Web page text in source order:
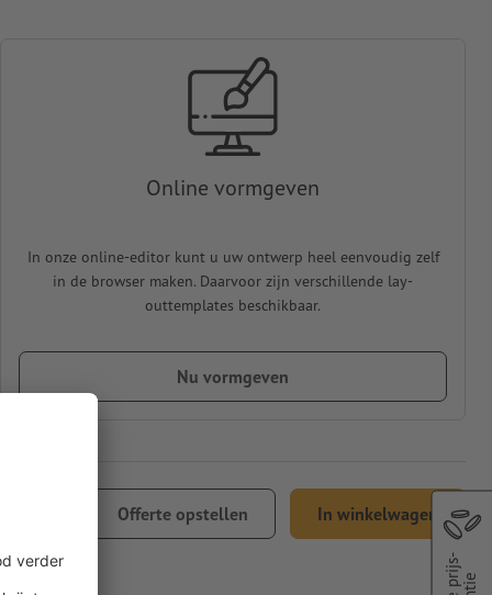
Online vormgeven
In onze online-editor kunt u uw ontwerp heel eenvoudig zelf
in de browser maken. Daarvoor zijn verschillende lay-
outtemplates beschikbaar.
Nu vormgeven
Offerte opstellen In winkelwagen